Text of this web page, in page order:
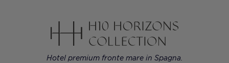
Hotel premium fronte mare in Spagna.